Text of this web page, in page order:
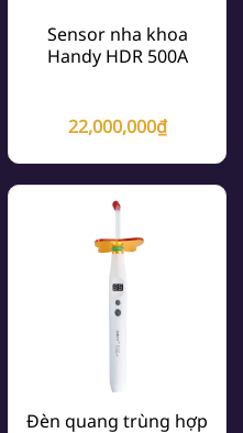
Sensor nha khoa
Handy HDR 500A
22,000,000₫
Đèn quang trùng hợp